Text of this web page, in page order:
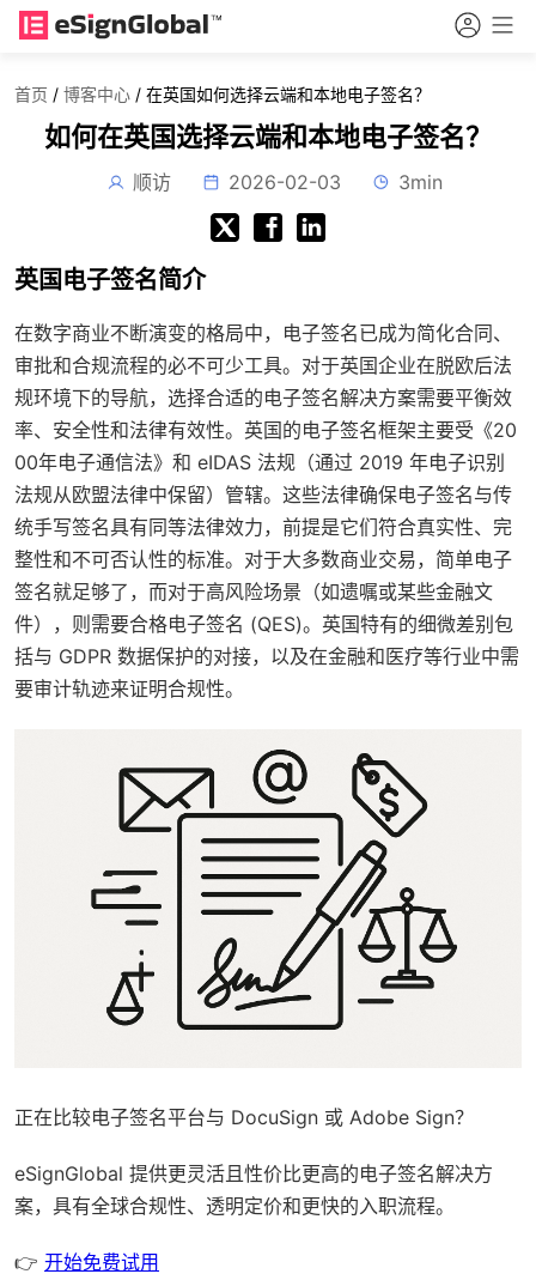
首页 / 博客中心 / 在英国如何选择云端和本地电子签名？
如何在英国选择云端和本地电子签名？
顺访 2026-02-03 3min
英国电子签名简介
在数字商业不断演变的格局中，电子签名已成为简化合同、
审批和合规流程的必不可少工具。对于英国企业在脱欧后法
规环境下的导航，选择合适的电子签名解决方案需要平衡效
率、安全性和法律有效性。英国的电子签名框架主要受《20
00年电子通信法》和 eIDAS 法规（通过 2019 年电子识别
法规从欧盟法律中保留）管辖。这些法律确保电子签名与传
统手写签名具有同等法律效力，前提是它们符合真实性、完
整性和不可否认性的标准。对于大多数商业交易，简单电子
签名就足够了，而对于高风险场景（如遗嘱或某些金融文
件），则需要合格电子签名 (QES)。英国特有的细微差别包
括与 GDPR 数据保护的对接，以及在金融和医疗等行业中需
要审计轨迹来证明合规性。
正在比较电子签名平台与 DocuSign 或 Adobe Sign？
eSignGlobal 提供更灵活且性价比更高的电子签名解决方
案，具有全球合规性、透明定价和更快的入职流程。
👉 开始免费试用